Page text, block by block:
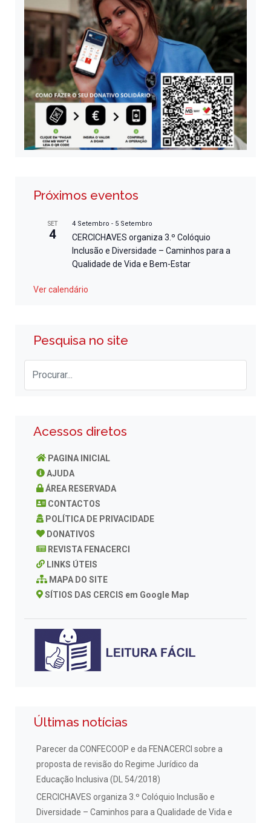
Próximos eventos
SET
4
4 Setembro - 5 Setembro
CERCICHAVES organiza 3.º Colóquio
Inclusão e Diversidade – Caminhos para a
Qualidade de Vida e Bem-Estar
Ver calendário
Pesquisa no site
Acessos diretos
PAGINA INICIAL
AJUDA
ÁREA RESERVADA
CONTACTOS
POLÍTICA DE PRIVACIDADE
DONATIVOS
REVISTA FENACERCI
LINKS ÚTEIS
MAPA DO SITE
SÍTIOS DAS CERCIS em Google Map
Últimas notícias
Parecer da CONFECOOP e da FENACERCI sobre a
proposta de revisão do Regime Jurídico da
Educação Inclusiva (DL 54/2018)
CERCICHAVES organiza 3.º Colóquio Inclusão e
Diversidade – Caminhos para a Qualidade de Vida e